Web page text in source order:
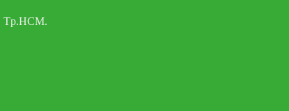
Tp.HCM.